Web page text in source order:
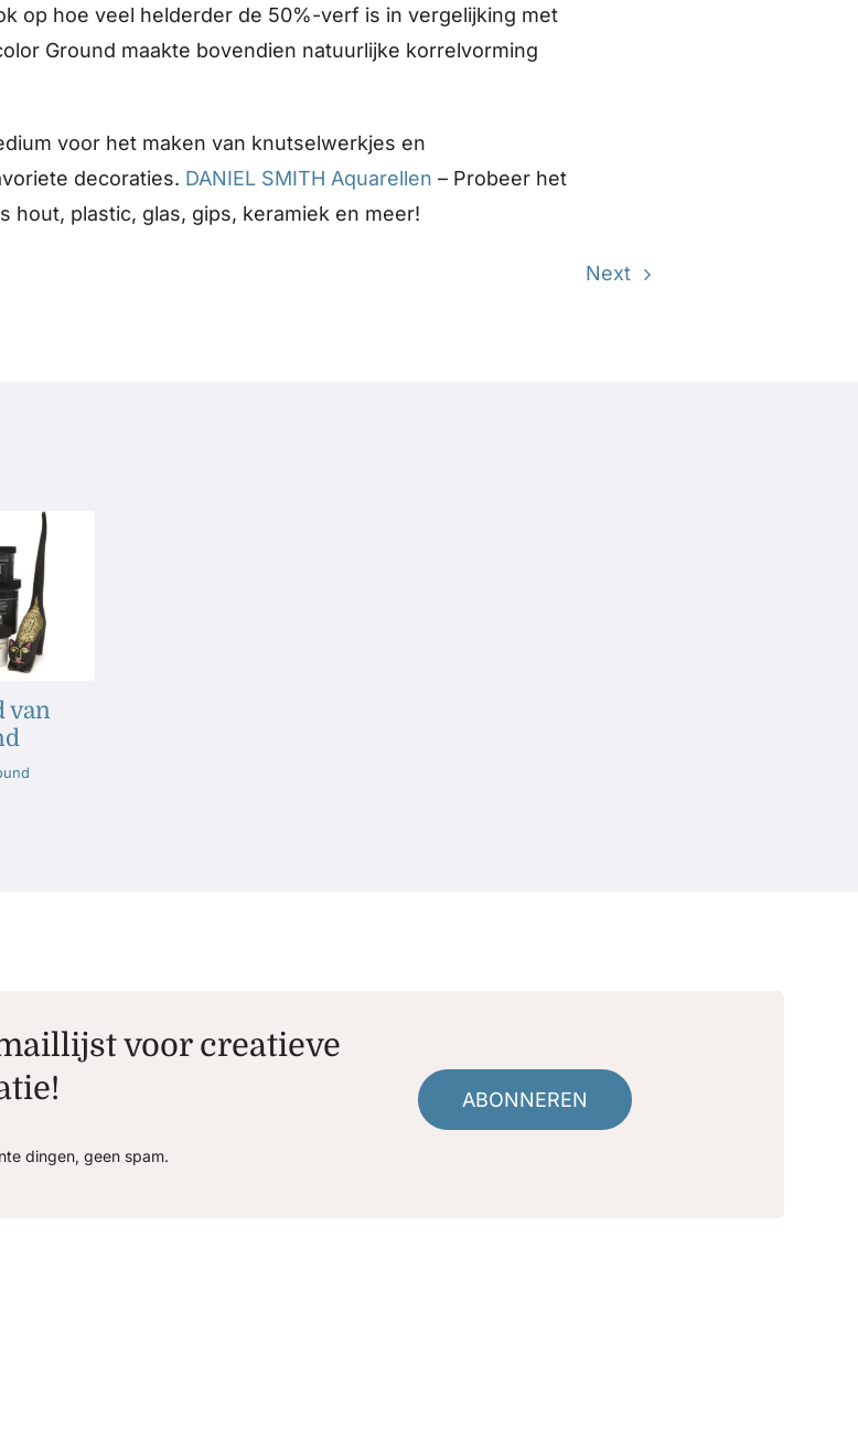
op hoe veel helderder de 50%-verf is in vergelijking met
Ground maakte bovendien natuurlijke korrelvorming
voor het maken van knutselwerkjes en
decoraties. DANIEL SMITH Aquarellen – Probeer het
hout, plastic, glas, gips, keramiek en meer!
Next
van
voor creatieve
dingen, geen spam.
ABONNEREN